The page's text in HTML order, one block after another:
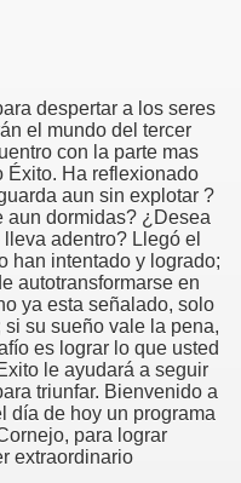
despertar a los seres
el mundo del tercer
con la parte mas
Éxito. Ha reflexionado
aun sin explotar ?
aun dormidas? ¿Desea
adentro? Llegó el
han intentado y logrado;
autotransformarse en
ya esta señalado, solo
su sueño vale la pena,
es lograr lo que usted
le ayudará a seguir
triunfar. Bienvenido a
día de hoy un programa
para lograr
extraordinario